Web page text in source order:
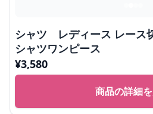
シャツ レディース レース
シャツワンピース
¥3,580
商品の詳細